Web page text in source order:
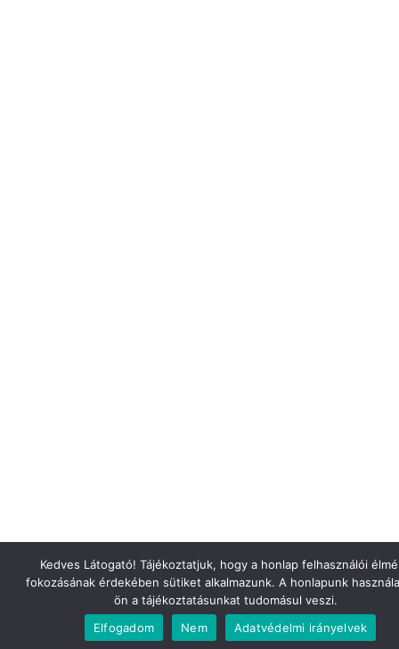
Kedves Látogató! Tájékoztatjuk, hogy a honlap felhasználói
fokozásának érdekében sütiket alkalmazunk. A honlapunk
ön a tájékoztatásunkat tudomásul veszi.
Elfogadom
Nem Adatvédelmi irányelvek